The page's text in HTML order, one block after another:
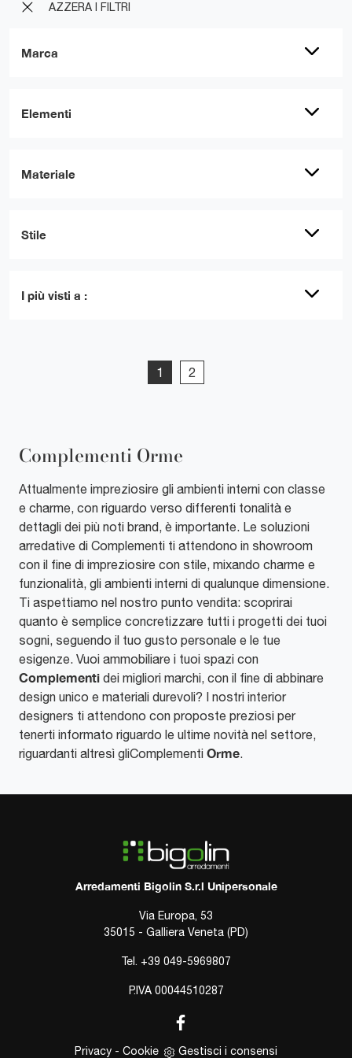
AZZERA I FILTRI
Marca
Elementi
Materiale
Stile
I più visti a :
1 2
Complementi Orme
Attualmente impreziosire gli ambienti interni con classe
e charme, con riguardo verso differenti tonalità e
dettagli dei più noti brand, è importante. Le soluzioni
arredative di Complementi ti attendono in showroom
con il fine di impreziosire con stile, mixando charme e
funzionalità, gli ambienti interni di qualunque dimensione.
Ti aspettiamo nel nostro punto vendita: scoprirai
quanto è semplice concretizzare tutti i progetti dei tuoi
sogni, seguendo il tuo gusto personale e le tue
esigenze. Vuoi ammobiliare i tuoi spazi con
Complementi dei migliori marchi, con il fine di abbinare
design unico e materiali durevoli? I nostri interior
designers ti attendono con proposte preziosi per
tenerti informato riguardo le ultime novità nel settore,
riguardanti altresì gliComplementi Orme.
Arredamenti Bigolin S.r.l Unipersonale
Via Europa, 53
35015 - Galliera Veneta (PD)
Tel. +39 049-5969807
P.IVA 00044510287
Privacy - Cookie Gestisci i consensi